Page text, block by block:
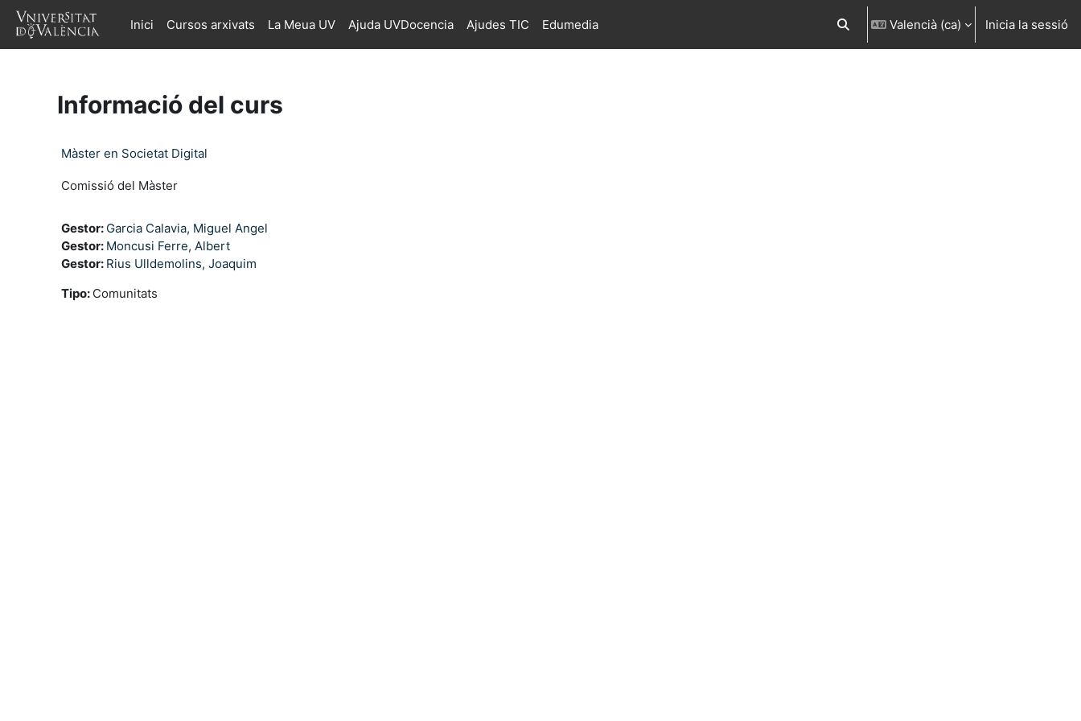
Ves al contingut principal
Inici
Cursos arxivats La Meua UV Ajuda UVDocencia Ajudes TIC Edumedia Commuta l'entrada de la cerca
Valencià ‎(ca)‎ Inicia la sessió
Informació del curs
Màster en Societat Digital
Comissió del Màster
Gestor: Garcia Calavia, Miguel Angel
Gestor: Moncusi Ferre, Albert
Gestor: Rius Ulldemolins, Joaquim
Tipo: Comunitats